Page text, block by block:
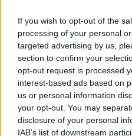
If you wish to opt-out of the
processing of your personal
targeted advertising by us,
section to confirm your
opt-out request is processed
interest-based ads based on
us or personal information
your opt-out. You may
disclosure of your personal
IAB’s list of downstream
08. 04.
ÚJRA
A
08. 03.
HA MINDIG EZT A
RENDKÍVÜL MAGAS